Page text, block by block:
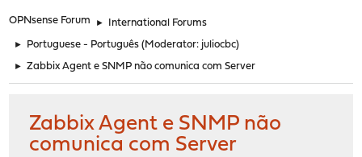
OPNsense Forum ► International Forums
► Portuguese - Português (Moderator: juliocbc)
► Zabbix Agent e SNMP não comunica com Server
Zabbix Agent e SNMP não
comunica com Server